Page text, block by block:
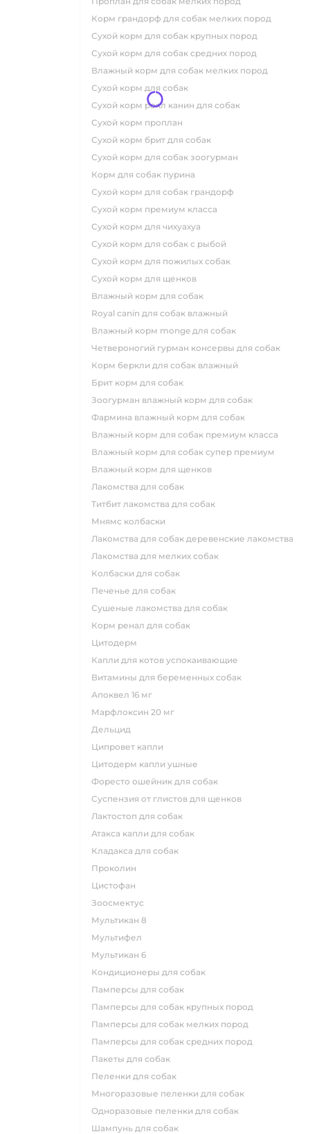
корм грандорф для собак мелких пород
сухой корм для собак крупных пород
сухой корм для собак средних пород
влажный корм для собак мелких пород
сухой корм для собак
сухой корм роял канин для собак
сухой корм проплан
сухой корм брит для собак
сухой корм для собак зоогурман
корм для собак пурина
сухой корм для собак грандорф
сухой корм премиум класса
сухой корм для чихуахуа
сухой корм для собак с рыбой
сухой корм для пожилых собак
сухой корм для щенков
влажный корм для собак
royal canin для собак влажный
влажный корм monge для собак
четвероногий гурман консервы для собак
корм беркли для собак влажный
брит корм для собак
зоогурман влажный корм для собак
фармина влажный корм для собак
влажный корм для собак премиум класса
влажный корм для собак супер премиум
влажный корм для щенков
лакомства для собак
титбит лакомства для собак
мнямс колбаски
лакомства для собак деревенские лакомства
лакомства для мелких собак
колбаски для собак
печенье для собак
сушеные лакомства для собак
корм ренал для собак
цитодерм
капли для котов успокаивающие
витамины для беременных собак
апоквел 16 мг
марфлоксин 20 мг
дельцид
ципровет капли
цитодерм капли ушные
форесто ошейник для собак
суспензия от глистов для щенков
лактостоп для собак
атакса капли для собак
кладакса для собак
проколин
цистофан
зоосмектус
мультикан 8
мультифел
мультикан 6
кондиционеры для собак
памперсы для собак
памперсы для собак крупных пород
памперсы для собак мелких пород
памперсы для собак средних пород
пакеты для собак
пеленки для собак
многоразовые пеленки для собак
одноразовые пеленки для собак
шампунь для собак